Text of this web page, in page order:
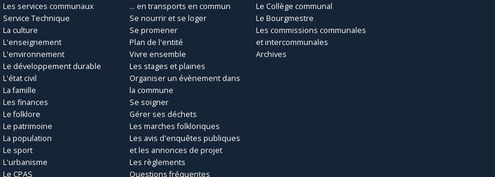
Les services communaux
Service Technique
La culture
L'enseignement
L'environnement
Le développement durable
L'état civil
La famille
Les finances
Le folklore
Le patrimoine
La population
Le sport
L'urbanisme
Le CPAS
... en transports en commun
Se nourrir et se loger
Se promener
Plan de l'entité
Vivre ensemble
Les stages et plaines
Organiser un évènement dans
la commune
Se soigner
Gérer ses déchets
Les marches folkloriques
Les avis d'enquêtes publiques
et les annonces de projet
Les règlements
Questions fréquentes
Le Collège communal
Le Bourgmestre
Les commissions communales
et intercommunales
Archives